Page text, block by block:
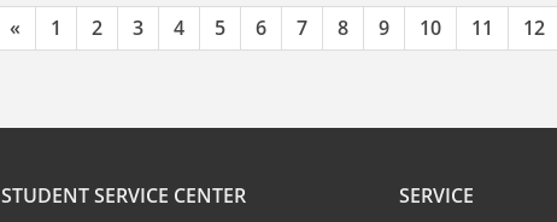
« 1 2 3 4 5 6 7 8 9 10 11 12
STUDENT SERVICE CENTER
SERVICE